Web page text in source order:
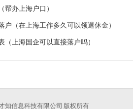
帮办上海户口）
户（在上海工作多久可以领退休金）
（上海国企可以直接落户吗）
知信息科技有限公司 版权所有